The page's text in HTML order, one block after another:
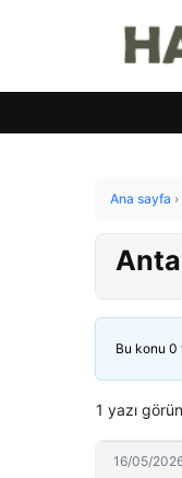
Ana sayfa ›
Bu konu 0
1 yazı
16/05/